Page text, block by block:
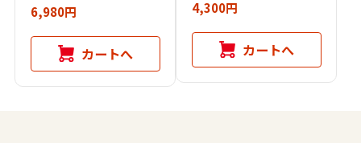
6,980円
カートへ
4,300円
カートへ